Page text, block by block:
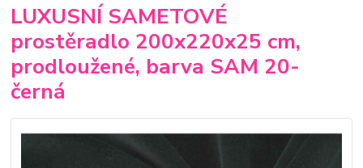
LUXUSNÍ SAMETOVÉ
prostěradlo 200x220x25 cm,
prodloužené, barva SAM 20-
černá